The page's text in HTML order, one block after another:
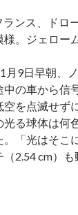
ンス、ドロ
。ジェロー
月9日早朝、
中の車から信
を点滅せず
る球体は何
「光はそこ
2.54 cm）